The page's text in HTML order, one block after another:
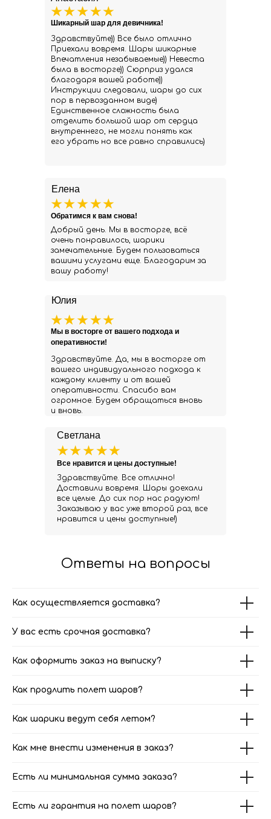
Юлия
Здравствуйте. Да, мы в восторге от
вашего индивидуального подхода к
каждому клиенту и от вашей
оперативности. Спасибо вам
огромное. Будем обращаться вновь
и вновь.
Мы в восторге от вашего подхода и
оперативности!
Светлана
Здравствуйте. Все отлично!
Доставили вовремя. Шары доехали
все целые. До сих пор нас радуют!
Заказываю у вас уже второй раз, все
нравится и цены доступные!)
Все нравится и цены доступные!
Елена
Добрый день. Мы в восторге, всё
очень понравилось, шарики
замечательные. Будем пользоваться
вашими услугами еще. Благодарим за
вашу работу!
Обратимся к вам снова!
Здравствуйте)) Все было отлично
Приехали вовремя. Шары шикарные
Впечатления незабываемые)) Невеста
была в восторге)) Сюрприз удался
благодаря вашей работе))
Инструкции следовали, шары до сих
пор в первозданном виде)
Единственное сложность была
отделить большой шар от сердца
внутреннего, не могли понять как
его убрать но все равно справились)
Шикарный шар для девичника!
Ответы на вопросы
Как осуществляется доставка?
У вас есть срочная доставка?
Как оформить заказ на выписку?
Как продлить полет шаров?
Как шарики ведут себя летом?
Как мне внести изменения в заказ?
Есть ли минимальная сумма заказа?
Есть ли гарантия на полет шаров?